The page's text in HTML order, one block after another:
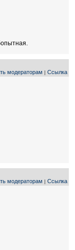
модераторам | Ссылка
модераторам | Ссылка